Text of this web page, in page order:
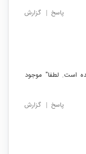
پاسخ | گزارش
است. لطفا" موجود
پاسخ | گزارش